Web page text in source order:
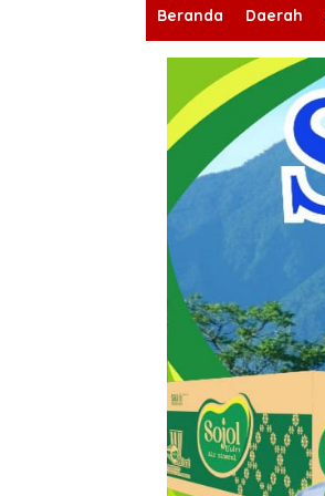
Beranda Daerah